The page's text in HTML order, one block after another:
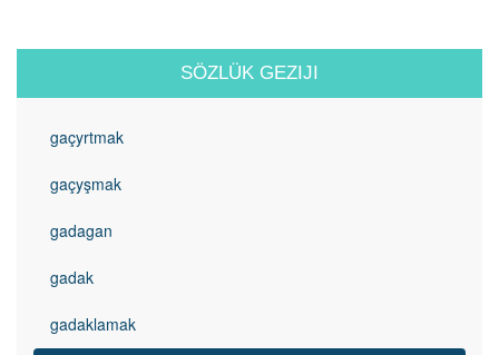
SÖZLÜK GEZIJI
gaçyrtmak
gaçyşmak
gadagan
gadak
gadaklamak